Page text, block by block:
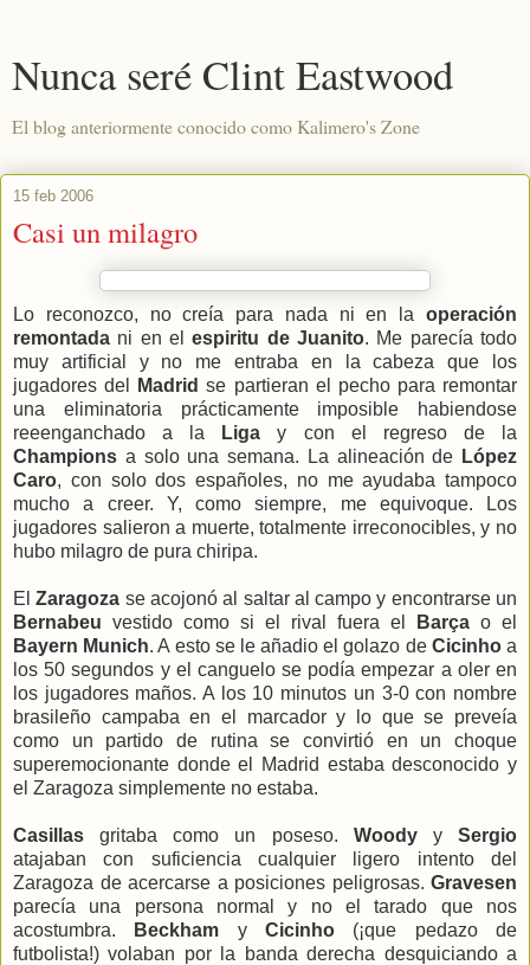
Nunca seré Clint Eastwood
El blog anteriormente conocido como Kalimero's Zone
15 feb 2006
Casi un milagro
Lo reconozco, no creía para nada ni en la operación
remontada ni en elespiritu de Juanito. Me parecía todo
muy artificial y no me entraba en la cabeza que los
jugadores del
Madrid se partieran el pecho para remontar
una eliminatoria prácticamente imposible habiendose
reeenganchado a la
Liga y con el regreso de la
Champions a solo una semana. La alineación de López
Caro, con solo dos españoles, no me ayudaba tampoco
mucho a creer. Y, como siempre, me equivoque. Los
jugadores salieron a muerte, totalmente irreconocibles, y no
hubo milagro de pura chiripa.
ElZaragoza se acojonó al saltar al campo y encontrarse un
Bernabeu vestido como si el rival fuera el Barça o el
Bayern Munich. A esto se le añadio el golazo de Cicinhoa
los 50 segundos y el canguelo se podía empezar a oler en
los jugadores maños. A los 10 minutos un 3-0 con nombre
brasileño campaba en el marcador y lo que se preveía
como un partido de rutina se convirtió en un choque
superemocionante donde el Madrid estaba desconocido y
el Zaragoza simplemente no estaba.
Casillas gritaba como un poseso. WoodyySergio
atajaban con suficiencia cualquier ligero intento del
Zaragoza de acercarse a posiciones peligrosas. Gravesen
parecía una persona normal y no el tarado que nos
acostumbra.
Beckham yCicinho (¡que pedazo de
futbolista!) volaban por la banda derecha desquiciando a